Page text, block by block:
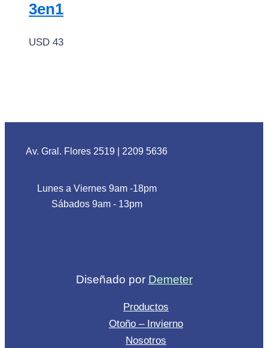
3en1
USD 43
Av. Gral. Flores 2519 2209 5636
Lunes a Viernes 9am -18pm
Sábados 9am - 13pm
Diseñado por Demeter
Productos
Otoño – Invierno
Nosotros